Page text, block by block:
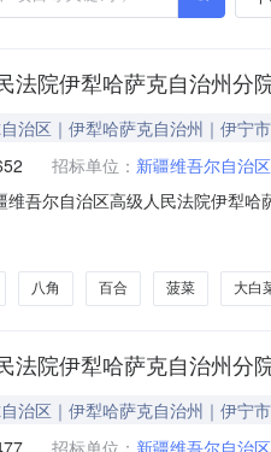
法院伊犁哈萨克自治州分
治区｜伊犁哈萨克自治州｜伊宁市
招标单位： 新疆维吾尔自治
维吾尔自治区高级人民法院伊犁
公斤1.0033193.233193.2服务要
八角 百合 菠菜 大白
法院伊犁哈萨克自治州分
治区｜伊犁哈萨克自治州｜伊宁市
招标单位： 新疆维吾尔自治